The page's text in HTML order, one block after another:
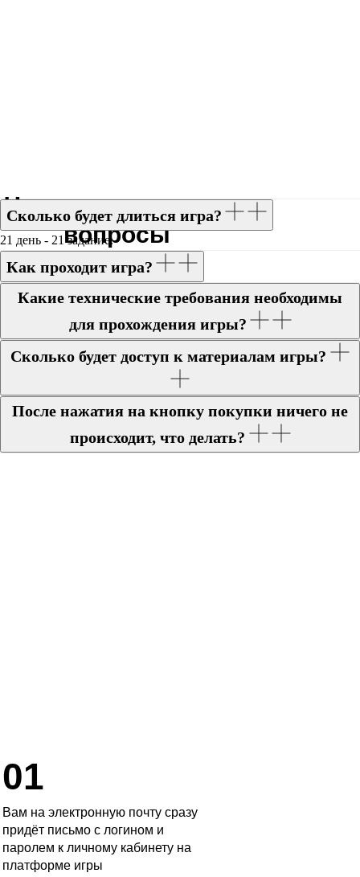
01
Вам на электронную почту сразу
придёт письмо с логином и
паролем к личному кабинету на
платформе игры
Часто задаваемые
вопросы
Сколько будет длиться игра?
21 день - 21 задание.
Как проходит игра?
Какие технические требования необходимы
для прохождения игры?
Сколько будет доступ к материалам игры?
После нажатия на кнопку покупки ничего не
происходит, что делать?